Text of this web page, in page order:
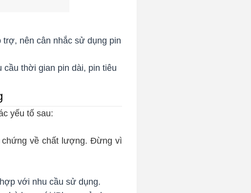
nên cân nhắc sử dụng pin
cầu thời gian pin dài, pin tiêu
yếu tố sau:
về chất lượng. Đừng vì
với nhu cầu sử dụng.